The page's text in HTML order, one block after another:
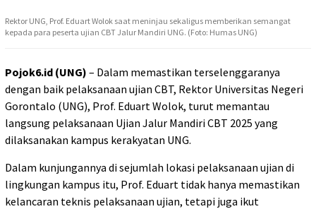
Rektor UNG, Prof. Eduart Wolok saat meninjau sekaligus memberikan semangat
kepada para peserta ujian CBT Jalur Mandiri UNG. (Foto: Humas UNG)
Pojok6.id (UNG) – Dalam memastikan terselenggaranya
dengan baik pelaksanaan ujian CBT, Rektor Universitas Negeri
Gorontalo (UNG), Prof. Eduart Wolok, turut memantau
langsung pelaksanaan Ujian Jalur Mandiri CBT 2025 yang
dilaksanakan kampus kerakyatan UNG.
Dalam kunjungannya di sejumlah lokasi pelaksanaan ujian di
lingkungan kampus itu, Prof. Eduart tidak hanya memastikan
kelancaran teknis pelaksanaan ujian, tetapi juga ikut